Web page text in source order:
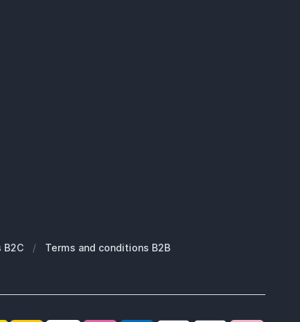
B2C / Terms and conditions B2B